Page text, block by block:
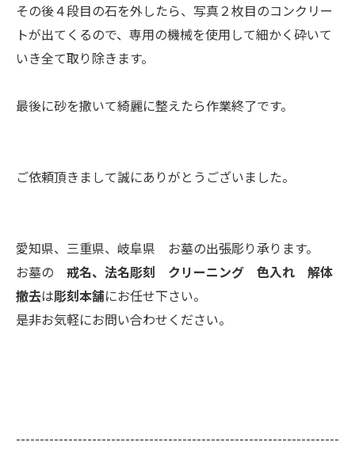
その後４段目の石を外したら、写真２枚目のコンクリー
トが出てくるので、専用の機械を使用して細かく砕いて
いき全て取り除きます。
最後に砂を撒いて綺麗に整えたら作業終了です。
ご依頼頂きまして誠にありがとうございました。
愛知県、三重県、岐阜県 お墓の出張彫り承ります。
お墓の 戒名、法名彫刻 クリーニング 色入れ 解体
撤去は彫刻本舗にお任せ下さい。
是非お気軽にお問い合わせください。
--------------------------------------------------------------------